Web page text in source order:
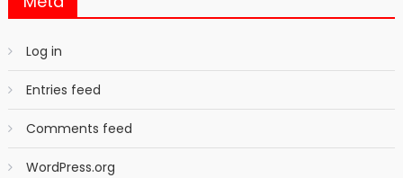
Log in
Entries feed
Comments feed
WordPress.org